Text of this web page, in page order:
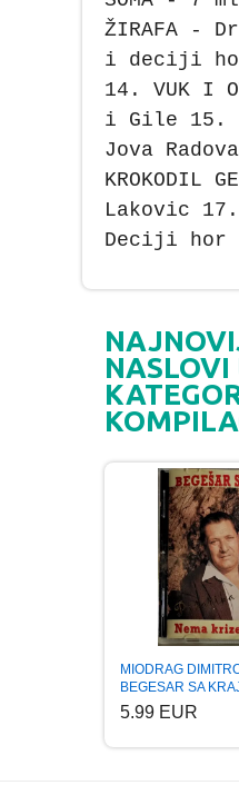
ŽIRAFA -
i deciji
14. VUK I
i Gile 15.
Jova
KROKODIL
Lakovic
Deciji hor
NASLOVI
MIODRAG
BEGESAR SA
5.99 EUR